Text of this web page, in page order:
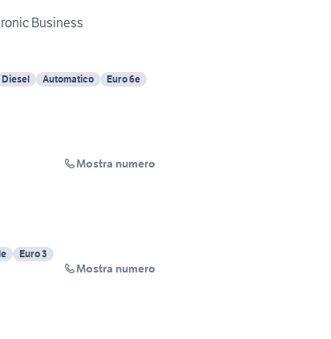
Business
Diesel Automatico Euro 6e
Mostra numero
Euro 3
Mostra numero